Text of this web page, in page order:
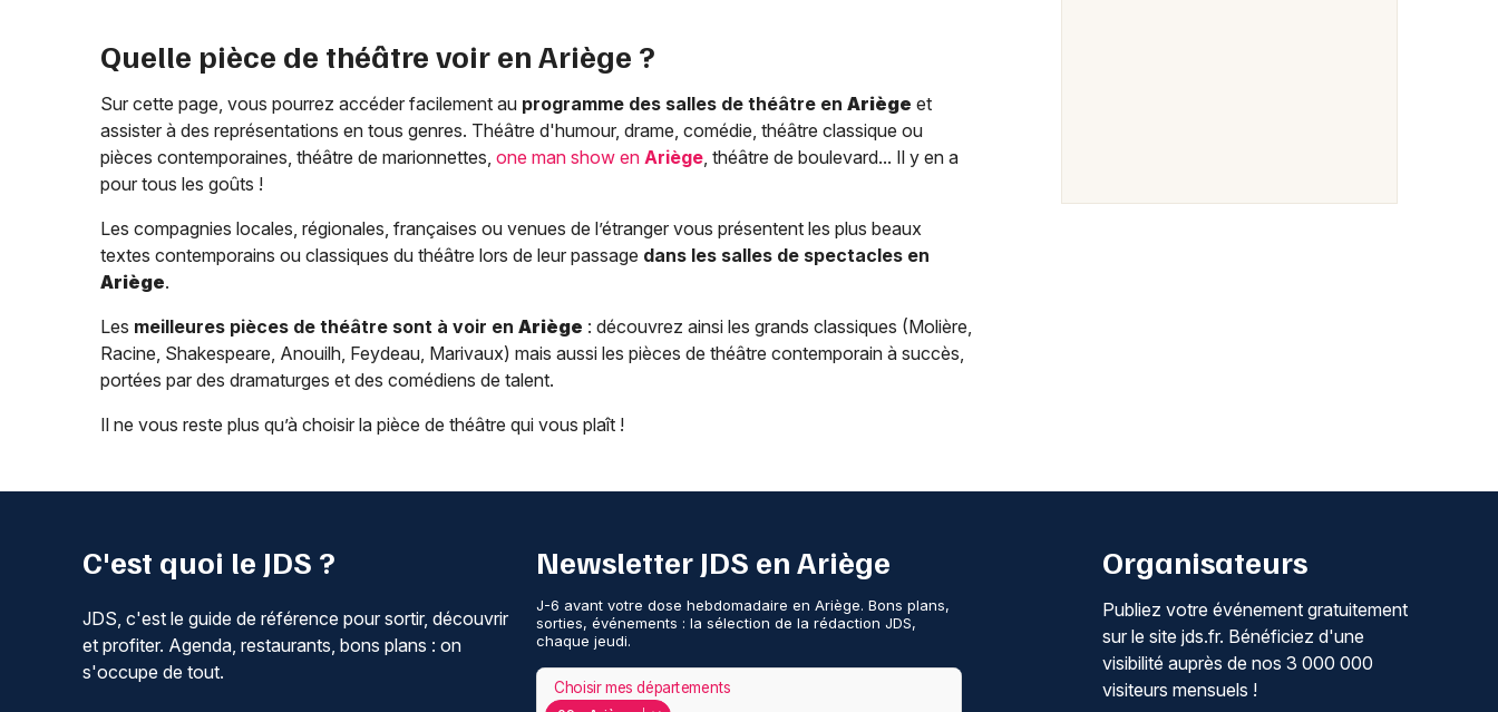
Quelle pièce de théâtre voir en Ariège ?
Sur cette page, vous pourrez accéder facilement au programme des salles de théâtre en Ariège et
assister à des représentations en tous genres. Théâtre d'humour, drame, comédie, théâtre classique ou
pièces contemporaines, théâtre de marionnettes, one man show en Ariège, théâtre de boulevard... Il y en a
pour tous les goûts !
Les compagnies locales, régionales, françaises ou venues de l’étranger vous présentent les plus beaux
textes contemporains ou classiques du théâtre lors de leur passage dans les salles de spectacles en
Ariège.
Les meilleures pièces de théâtre sont à voir en Ariège : découvrez ainsi les grands classiques (Molière,
Racine, Shakespeare, Anouilh, Feydeau, Marivaux) mais aussi les pièces de théâtre contemporain à succès,
portées par des dramaturges et des comédiens de talent.
Il ne vous reste plus qu’à choisir la pièce de théâtre qui vous plaît !
C'est quoi le JDS ?
JDS, c'est le guide de référence pour sortir, découvrir
et profiter. Agenda, restaurants, bons plans : on
s'occupe de tout.
Newsletter JDS en Ariège
J-6 avant votre dose hebdomadaire en Ariège. Bons plans,
sorties, événements : la sélection de la rédaction JDS,
chaque jeudi.
Choisir mes départements
Organisateurs
Publiez votre événement gratuitement
sur le site jds.fr. Bénéficiez d'une
visibilité auprès de nos 3 000 000
visiteurs mensuels !